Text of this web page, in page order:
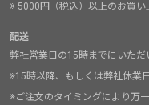
※ 5000円（税込）以上のお買い
配送
弊社営業日の15時までにいただ
※15時以降、もしくは弊社休業
※ご注文のタイミングにより万